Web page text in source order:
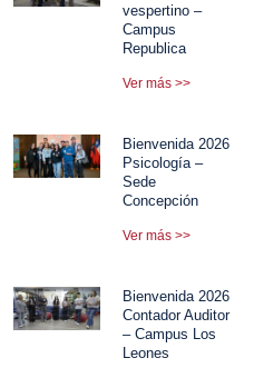
vespertino –
Campus
Republica
Ver más >>
Bienvenida 2026
Psicología –
Sede
Concepción
Ver más >>
Bienvenida 2026
Contador Auditor
– Campus Los
Leones